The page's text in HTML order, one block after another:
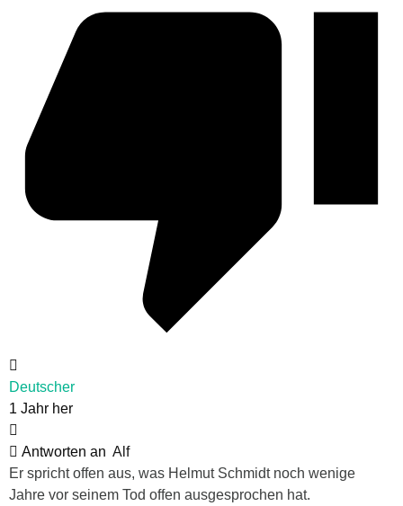
Deutscher
1 Jahr her
Antworten an Alf
Er spricht offen aus, was Helmut Schmidt noch wenige
Jahre vor seinem Tod offen ausgesprochen hat.